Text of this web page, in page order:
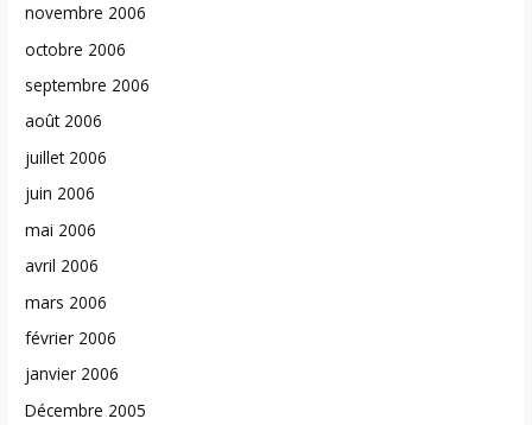
novembre 2006
octobre 2006
septembre 2006
août 2006
juillet 2006
juin 2006
mai 2006
avril 2006
mars 2006
février 2006
janvier 2006
Décembre 2005